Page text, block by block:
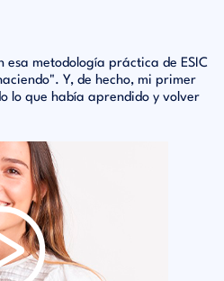
esa metodología práctica de ESIC
Y, de hecho, mi primer
lo que había aprendido y volver